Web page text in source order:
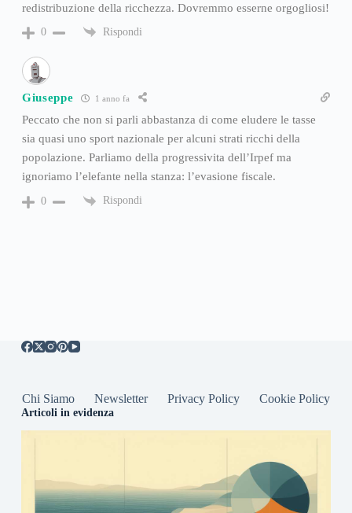
redistribuzione della ricchezza. Dovremmo esserne orgogliosi!
0 Rispondi
Giuseppe 1 anno fa
Peccato che non si parli abbastanza di come eludere le tasse
sia quasi uno sport nazionale per alcuni strati ricchi della
popolazione. Parliamo della progressivita dell’Irpef ma
ignoriamo l’elefante nella stanza: l’evasione fiscale.
0 Rispondi
Chi Siamo Newsletter Privacy Policy Cookie Policy
Articoli in evidenza